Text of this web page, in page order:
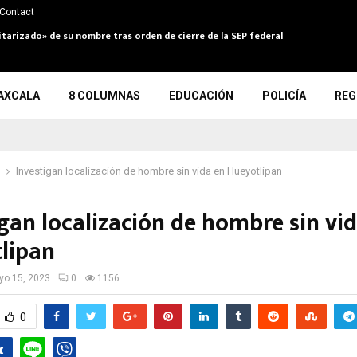
Contact
de su nombre tras orden de cierre de la SEP federal
8 COLUMNAS EDUCACIÓN POLICÍA
Investigan localización de hombre sin vida en Hueyotlipan
localización de hombre sin
15, 2023 0 1156
0